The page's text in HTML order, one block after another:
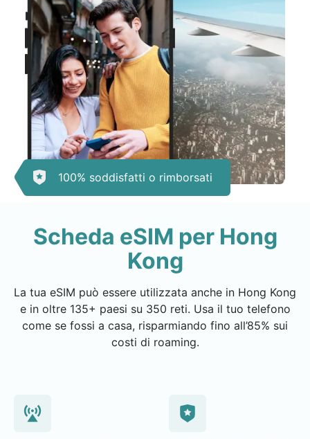
100% soddisfatti o rimborsati
Scheda eSIM per Hong
Kong
La tua eSIM può essere utilizzata anche in Hong Kong
e in oltre 135+ paesi su 350 reti. Usa il tuo telefono
come se fossi a casa, risparmiando fino all’85% sui
costi di roaming.